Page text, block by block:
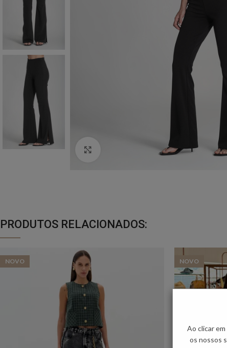
PRODUTOS RELACIONADOS:
NOVO NOVO
Ao clicar
os nossos